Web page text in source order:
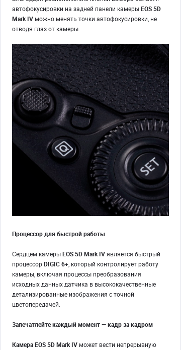
автофокусировки на задней панели камерыEOS 5D
Mark IV можно менять точки автофокусировки, не
отводя глаз от камеры.
Процессор для быстрой работы
Сердцем камерыEOS 5D Mark IVявляется быстрый
процессорDIGIC 6+ , который контролирует работу
камеры, включая процессы преобразования
исходных данных датчика в высококачественные
детализированные изображения с точной
цветопередачей.
Запечатлейте каждый момент — кадр за кадром
Камера EOS 5D Mark IV может вести непрерывную